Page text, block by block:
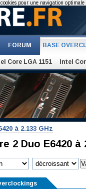
FORUM BASE
Core LGA 1151 Intel
à 2.133 GHz
2 Duo E6420 à
pour une navigation